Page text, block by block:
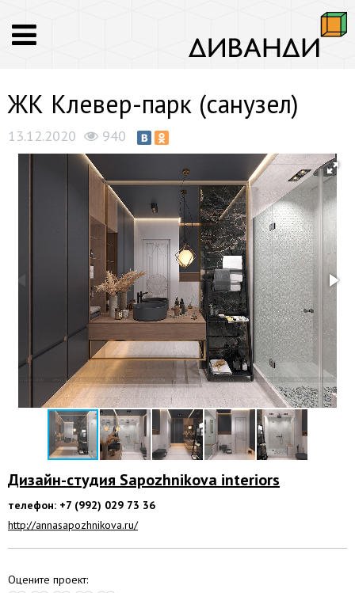
ЖК Клевер-парк (санузел)
13.12.2020 940
Дизайн-студия Sapozhnikova interiors
телефон: +7 (992) 029 73 36
http://annasapozhnikova.ru/
Оцените проект: